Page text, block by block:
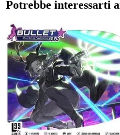
Potrebbe interessarti